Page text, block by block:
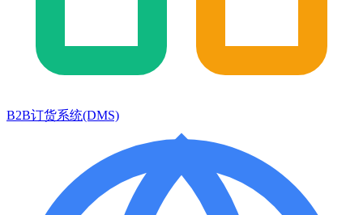
B2B订货系统(DMS)